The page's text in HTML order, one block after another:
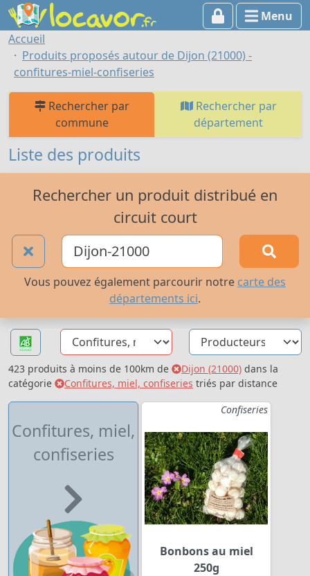
Menu
Accueil
Produits proposés autour de Dijon (21000) -
confitures-miel-confiseries
Rechercher par
commune
Rechercher par
département
Liste des produits
Rechercher un produit distribué en
circuit court
Vous pouvez également parcourir notre carte des
départements ici.
423 produits à moins de 100km de Dijon (21000) dans la
catégorie
Confitures, miel, confiseries triés par distance
Confitures, miel,
confiseries
Confiseries
Bonbons au miel
250g